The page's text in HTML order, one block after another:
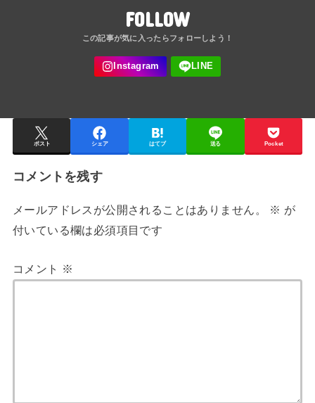
FOLLOW
ポスト シェア はてブ 送る Pocket
コメントを残す
メールアドレスが公開されることはありません。 ※ が
付いている欄は必須項目です
コメント ※